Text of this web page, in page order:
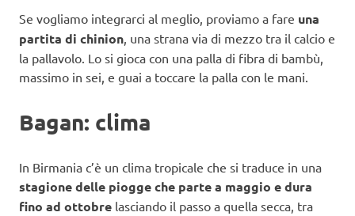
Se vogliamo integrarci al meglio, proviamo a fare una
partita di chinion , una strana via di mezzo tra il calcio e
la pallavolo. Lo si gioca con una palla di fibra di bambù,
massimo in sei, e guai a toccare la palla con le mani.
Bagan: clima
In Birmania c’è un clima tropicale che si traduce in una
stagione delle piogge che parte a maggio e dura
fino ad ottobre lasciando il passo a quella secca, tra